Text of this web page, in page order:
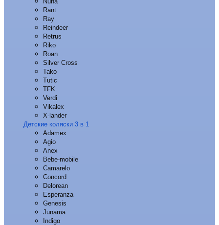
Rant
Ray
Reindeer
Retrus
Riko
Roan
Silver Cross
Tako
Tutic
TFK
Verdi
Vikalex
X-lander
Детские коляски 3 в 1
Adamex
Agio
Anex
Bebe-mobile
Camarelo
Concord
Delorean
Esperanza
Genesis
Junama
Indigo